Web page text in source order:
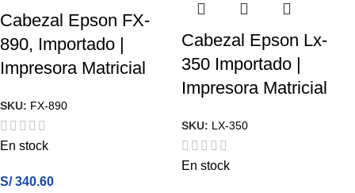
Cabezal Epson FX-
890, Importado |
Impresora Matricial
SKU: FX-890
En stock
S/340.60
Cabezal Epson Lx-
350 Importado |
Impresora Matricial
SKU: LX-350
En stock